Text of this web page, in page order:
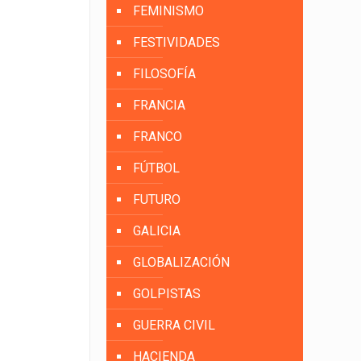
FEMINISMO
FESTIVIDADES
FILOSOFÍA
FRANCIA
FRANCO
FÚTBOL
FUTURO
GALICIA
GLOBALIZACIÓN
GOLPISTAS
GUERRA CIVIL
HACIENDA